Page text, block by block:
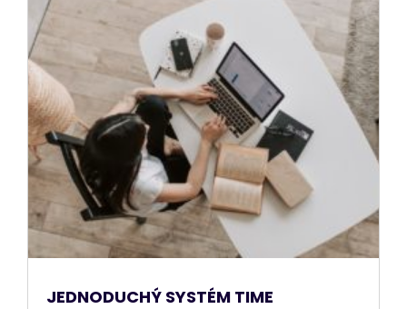
JEDNODUCHÝ SYSTÉM TIME